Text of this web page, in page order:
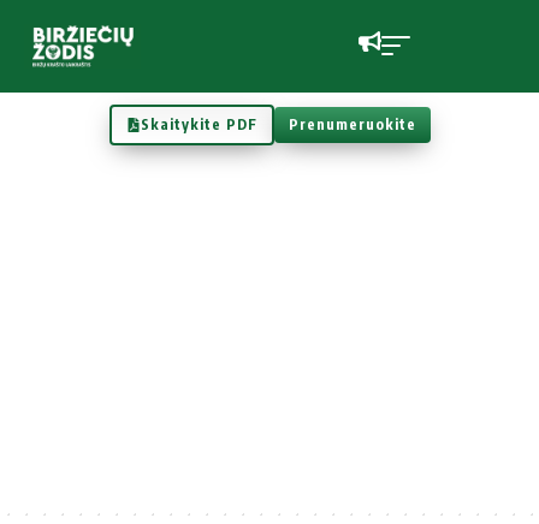
Skaitykite PDF Prenumeruokite